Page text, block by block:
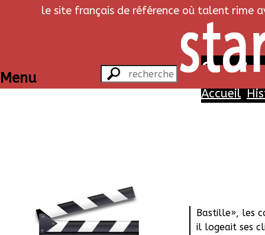
le site français de référence où talent rime
Menu
Accueil
Bastille», les
il logeait ses